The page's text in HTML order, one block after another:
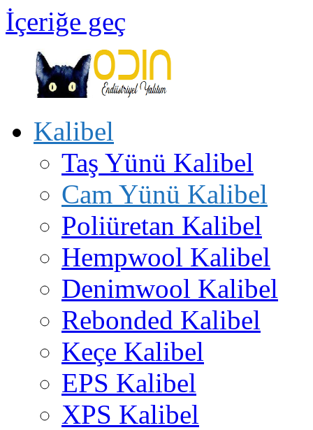
İçeriğe geç
Odin
EndüstriyelKalibel
Taş Yünü Kalibel
Cam Yünü Kalibel
Poliüretan Kalibel
Hempwool Kalibel
Denimwool Kalibel
Rebonded Kalibel
Keçe Kalibel
EPS Kalibel
XPS Kalibel